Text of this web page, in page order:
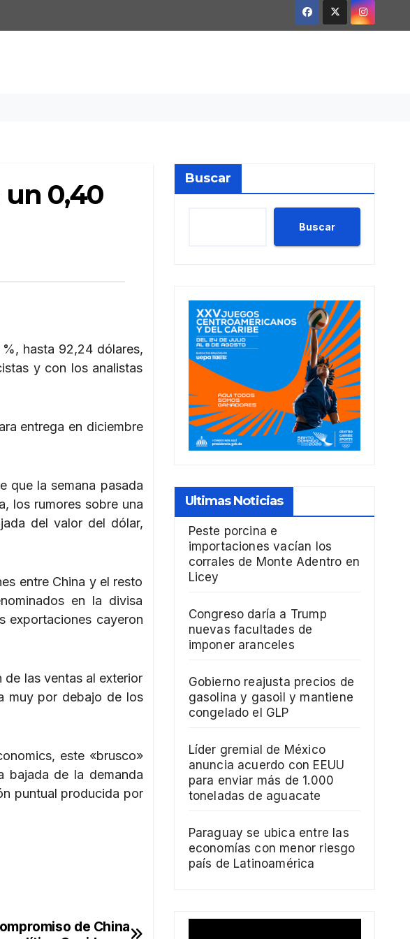
un 0,40
hasta 92,24 dólares,
y con los analistas
entrega en diciembre
que la semana pasada
los rumores sobre una
del valor del dólar,
entre China y el resto
en la divisa
exportaciones cayeron
las ventas al exterior
muy por debajo de los
este «brusco»
bajada de la demanda
puntual producida por
de China
Buscar
Buscar
Ultimas Noticias
Peste porcina e
importaciones vacían los
corrales de Monte Adentro en
Licey
Congreso daría a Trump
nuevas facultades de
imponer aranceles
Gobierno reajusta precios de
gasolina y gasoil y mantiene
congelado el GLP
Líder gremial de México
anuncia acuerdo con EEUU
para enviar más de 1.000
toneladas de aguacate
Paraguay se ubica entre las
economías con menor riesgo
país de Latinoamérica